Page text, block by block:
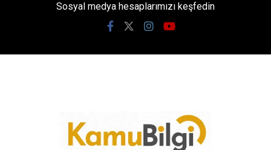
Sosyal medya hesaplarımızı keşfedin